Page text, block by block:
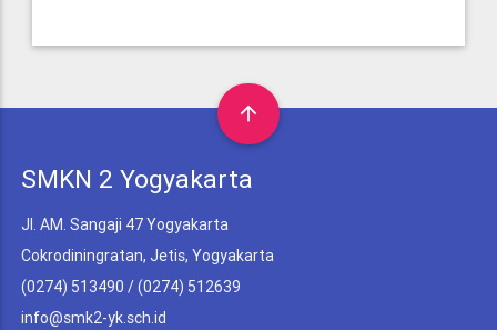
arrow_upward
SMKN 2 Yogyakarta
Jl. AM. Sangaji 47 Yogyakarta
Cokrodiningratan, Jetis, Yogyakarta
(0274) 513490 / (0274) 512639
info@smk2-yk.sch.id